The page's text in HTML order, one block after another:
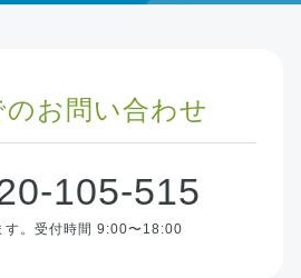
のお問い合わせ
105-515
。 受付時間 9:00〜18:00